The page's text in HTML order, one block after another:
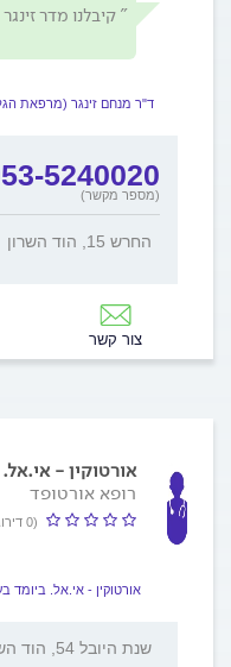
ד"ר מנחם זינגר (מרפאת
5240020
(מספר מקשר)
החרש 15, הוד השרון
צור קשר
אורטוקין -
רופא אורטופד
(0 דירוג ממוצע)
אורטוקין - אי.אל.
שנת היובל 54, הוד השרון